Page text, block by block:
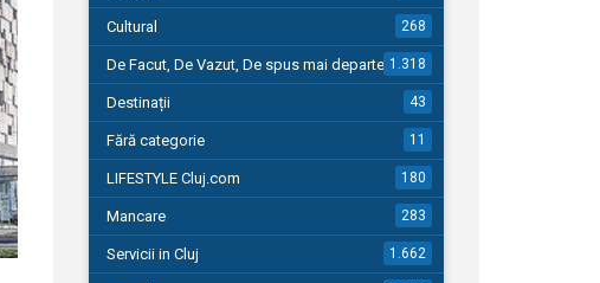
Cultural 268
De Facut, De Vazut, De spus mai departe…1.318
Destinații 43
Fără categorie 11
LIFESTYLE Cluj.com 180
Mancare 283
Servicii in Cluj 1.662